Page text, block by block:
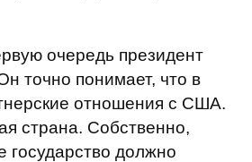
очередь президент
точно понимает, что в
отношения с США.
страна. Собственно,
государство должно